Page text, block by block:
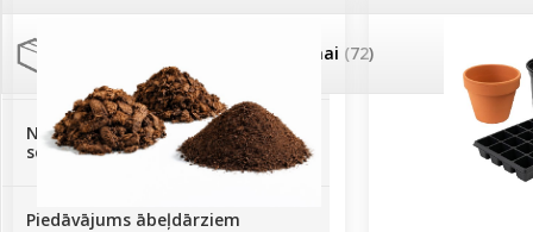
Palīglīdzekļi augu audzēšanai (72)
Klientu Diena
Novatec - izcils mēslošanai arī
sezonas otrajā pusē!
Piedāvājums ābeļdārziem